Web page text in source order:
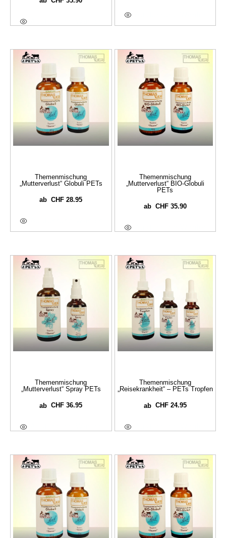
Themenmischung
„Mutterverlust“ Globuli PETs
abCHF 28.95
Themenmischung
„Mutterverlust“ BIO-Globuli
PETs
ab CHF35.90
Themenmischung
„Mutterverlust“ Spray PETs
abCHF 36.95
Themenmischung
„Reisekrankheit“ – PETs Tropfen
ab CHF24.95